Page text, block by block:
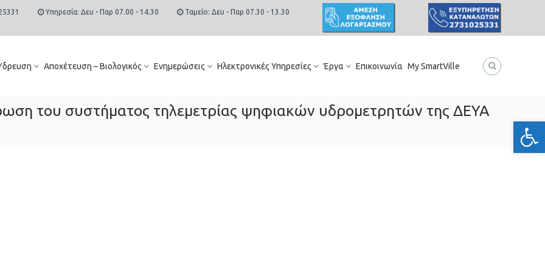
Υπηρεσία: Δευ - Παρ 07.00 - 14.30 Ταμείο: Δευ - Παρ 07.30 - 13.30
Αποχέτευση – Βιολογικός Ενημερώσεις Ηλεκτρονικές Υπηρεσίες Έργα Επικοινωνία My SmartVille
του συστήματος τηλεμετρίας ψηφιακών υδρομετρητών της ΔΕΥΑ